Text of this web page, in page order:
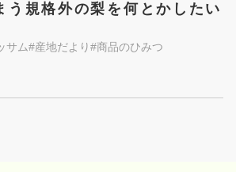
う規格外の梨を何とかしたい
サム#産地だより#商品のひみつ